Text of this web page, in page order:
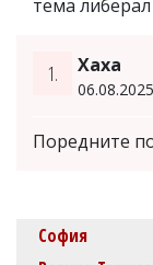
тема
1. Хаха
Поредните
София